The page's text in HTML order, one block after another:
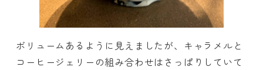
ボリュームあるように見えましたが、キャラメルと
コーヒージェリーの組み合わせはさっぱりしていて